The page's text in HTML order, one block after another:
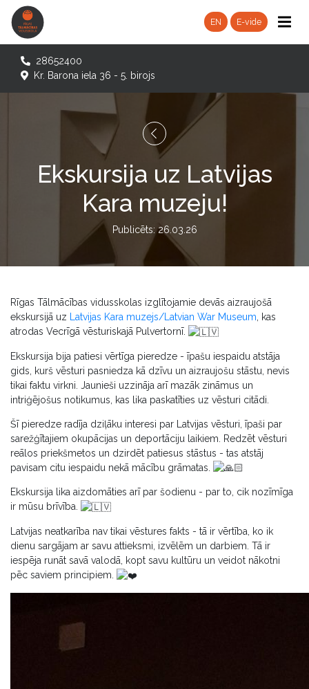
EN E-vide
28652400
Kr. Barona iela 36 - 5. birojs
Ekskursija uz Latvijas
Kara muzeju!
Publicēts: 26.03.26
Rīgas Tālmācības vidusskolas izglītojamie devās aizraujošā
ekskursijā uz
Latvijas Kara muzejs/Latvian War Museum , kas
atrodas Vecrīgā vēsturiskajā Pulvertornī.
Ekskursija bija patiesi vērtīga pieredze - īpašu iespaidu atstāja
gids, kurš vēsturi pasniedza kā dzīvu un aizraujošu stāstu, nevis
tikai faktu virkni. Jaunieši uzzināja arī mazāk zināmus un
intriģējošus notikumus, kas lika paskatīties uz vēsturi citādi.
Šī pieredze radīja dziļāku interesi par Latvijas vēsturi, īpaši par
sarežģītajiem okupācijas un deportāciju laikiem. Redzēt vēsturi
reālos priekšmetos un dzirdēt patiesus stāstus - tas atstāj
pavisam citu iespaidu nekā mācību grāmatas.
Ekskursija lika aizdomāties arī par šodienu - par to, cik nozīmīga
ir mūsu brīvība.
Latvijas neatkarība nav tikai vēstures fakts - tā ir vērtība, ko ik
dienu sargājam ar savu attieksmi, izvēlēm un darbiem. Tā ir
iespēja runāt savā valodā, kopt savu kultūru un veidot nākotni
pēc saviem principiem.